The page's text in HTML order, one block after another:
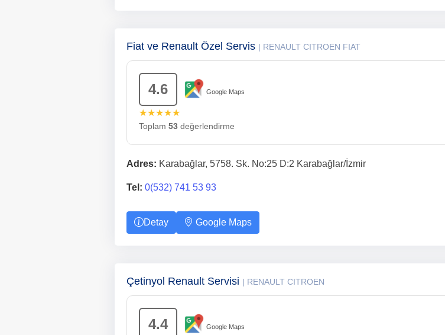
Fiat ve Renault Özel Servis | RENAULT CITROEN FIAT
4.6 Google Maps
★★★★★
Toplam 53değerlendirme
Adres: Karabağlar, 5758. Sk. No:25 D:2 Karabağlar/İzmir
Tel: 0(532) 741 53 93
Detay Google Maps
Çetinyol Renault Servisi | RENAULT CITROEN
4.4 Google Maps